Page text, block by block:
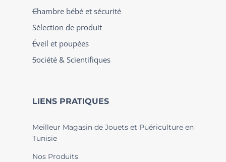
Chambre bébé et sécurité
Sélection de produit
Éveil et poupées
Société & Scientifiques
LIENS PRATIQUES
Meilleur Magasin de Jouets et Puériculture en
Tunisie
Nos Produits